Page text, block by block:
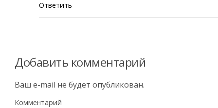
Ответить
Добавить комментарий
Ваш e-mail не будет опубликован.
Комментарий